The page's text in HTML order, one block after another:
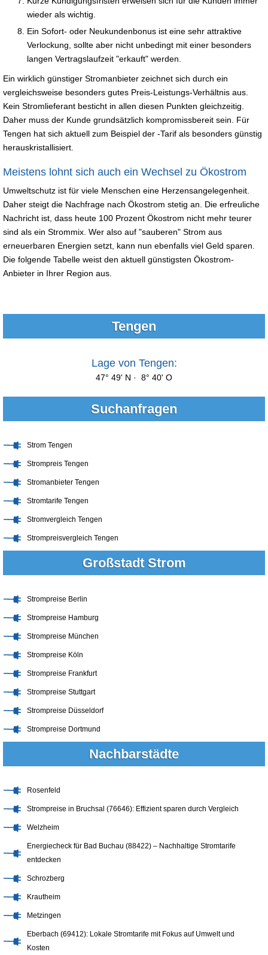
wieder als wichtig.
Ein Sofort- oder Neukundenbonus ist eine sehr attraktive
Verlockung, sollte aber nicht unbedingt mit einer besonders
langen Vertragslaufzeit "erkauft" werden.
Ein wirklich günstiger Stromanbieter zeichnet sich durch ein
vergleichsweise besonders gutes Preis-Leistungs-Verhältnis aus.
Kein Stromlieferant besticht in allen diesen Punkten gleichzeitig.
Daher muss der Kunde grundsätzlich kompromissbereit sein. Für
Tengen hat sich aktuell zum Beispiel der -Tarif als besonders günstig
herauskristallisiert.
Meistens lohnt sich auch ein Wechsel zu Ökostrom
Umweltschutz ist für viele Menschen eine Herzensangelegenheit.
Daher steigt die Nachfrage nach Ökostrom stetig an. Die erfreuliche
Nachricht ist, dass heute 100 Prozent Ökostrom nicht mehr teurer
sind als ein Strommix. Wer also auf "sauberen" Strom aus
erneuerbaren Energien setzt, kann nun ebenfalls viel Geld sparen.
Die folgende Tabelle weist den aktuell günstigsten Ökostrom-
Anbieter in Ihrer Region aus.
Tengen
Lage von Tengen:
47° 49' N · 8° 40' O
Suchanfragen
Strom Tengen
Strompreis Tengen
Stromanbieter Tengen
Stromtarife Tengen
Stromvergleich Tengen
Strompreisvergleich Tengen
Großstadt Strom
Strompreise Berlin
Strompreise Hamburg
Strompreise München
Strompreise Köln
Strompreise Frankfurt
Strompreise Stuttgart
Strompreise Düsseldorf
Strompreise Dortmund
Nachbarstädte
Rosenfeld
Strompreise in Bruchsal (76646): Effizient sparen durch Vergleich
Welzheim
Energiecheck für Bad Buchau (88422) – Nachhaltige Stromtarife
entdecken
Schrozberg
Krautheim
Metzingen
Eberbach (69412): Lokale Stromtarife mit Fokus auf Umwelt und
Kosten